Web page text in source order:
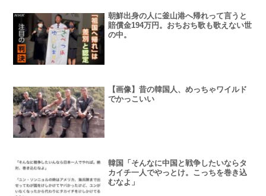
朝鮮出身の人に釜山港へ帰れって言うと
賠償金194万円。おちおち歌も歌えない世
の中。
【画像】昔の韓国人、めっちゃワイルド
でかっこいい
韓国「そんなに中国と戦争したいならタ
カイチ一人でやっとけ。こっちを巻き込
むなよ」